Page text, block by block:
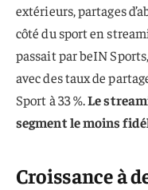
extérieurs, partages
côté du sport en
passait par beIN
avec des taux de
Sport à 33 %.Le
segment le moins
Croissance à